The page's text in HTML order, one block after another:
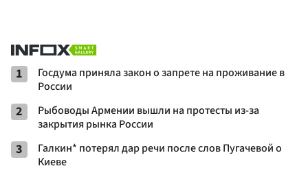
1
Госдума приняла закон о запрете на проживание в
России
2
Рыбоводы Армении вышли на протесты из-за
закрытия рынка России
3
Галкин* потерял дар речи после слов Пугачевой о
Киеве